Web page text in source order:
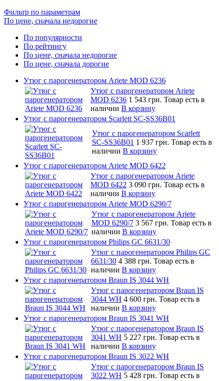
Фильтр по параметрам
По цене, сначала недорогие
По популярности
По рейтингу
По цене, сначала недорогие
По цене, сначала дорогие
Утюг с парогенератором Ariete MOD 6236
Утюг с парогенератором Ariete
MOD 6236 1 543 грн. Товар есть в
наличии В корзину
Утюг с парогенератором Scarlett SC-SS36B01
Утюг с парогенератором Scarlett
SC-SS36B01 1 937 грн. Товар есть в
наличии В корзину
Утюг с парогенератором Ariete MOD 6422
Утюг с парогенератором Ariete
MOD 6422 3 090 грн. Товар есть в
наличии В корзину
Утюг с парогенератором Ariete MOD 6290/7
Утюг с парогенератором Ariete
MOD 6290/7 3 567 грн. Товар есть в
наличии В корзину
Утюг с парогенератором Philips GC 6631/30
Утюг с парогенератором Philips GC
6631/30 4 388 грн. Товар есть в
наличии В корзину
Утюг с парогенератором Braun IS 3044 WH
Утюг с парогенератором Braun IS
3044 WH 4 600 грн. Товар есть в
наличии В корзину
Утюг с парогенератором Braun IS 3041 WH
Утюг с парогенератором Braun IS
3041 WH 5 227 грн. Товар есть в
наличии В корзину
Утюг с парогенератором Braun IS 3022 WH
Утюг с парогенератором Braun IS
3022 WH 5 428 грн. Товар есть в